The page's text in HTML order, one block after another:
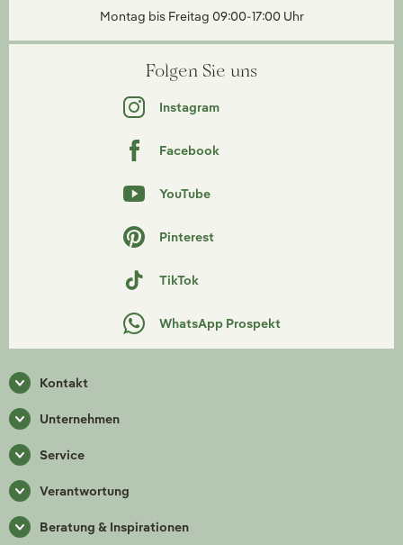
Montag bis Freitag 09:00-17:00 Uhr
Folgen Sie uns
Instagram
Facebook
YouTube
Pinterest
TikTok
WhatsApp Prospekt
Kontakt
Unternehmen
Service
Verantwortung
Beratung & Inspirationen